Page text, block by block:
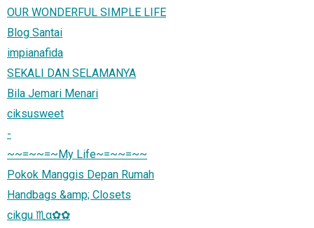
OUR WONDERFUL SIMPLE LIFE
Blog Santai
impianafida
SEKALI DAN SELAMANYA
Bila Jemari Menari
ciksusweet
-
~~=~~=~My Life~=~~=~~
Pokok Manggis Depan Rumah
Handbags &amp; Closets
cikgu ♏α✿✿